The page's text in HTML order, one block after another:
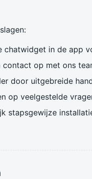
chatwidget in de app
contact op met ons
door uitgebreide
op veelgestelde
stapsgewijze